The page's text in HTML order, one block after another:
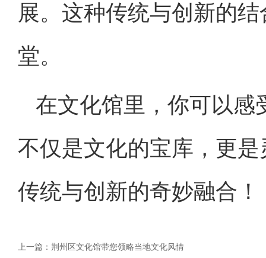
展。这种传统与创新的
堂。
在文化馆里，你可以感
不仅是文化的宝库，更
传统与创新的奇妙融合！
上一篇： 荆州区文化馆带您领略当地文化风情